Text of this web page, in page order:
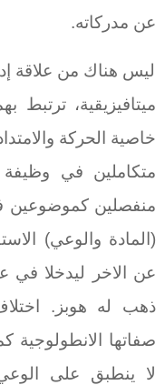
عن مدركاته.
ليس هناك من علاقة
ميتافيزيقية، ترتبط
خاصية الحركة
متكاملين في وظيفة
منفصلين كموضوعين
(المادة والوعي)
عن الاخر ليدخلا في
ذهب له هوبز.
صفاتها الانطولوجية
لا ينطبق على